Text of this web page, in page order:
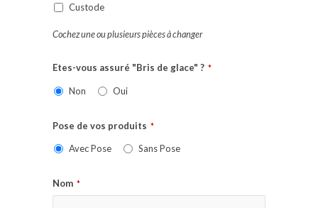
Custode
Cochez une ou plusieurs pièces à changer
Etes-vous assuré "Bris de glace" ? *
Non Oui
Pose de vos produits *
Avec Pose Sans Pose
Nom *